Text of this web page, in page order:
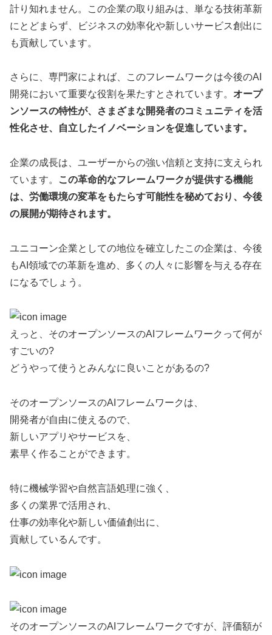
計り知れません。この企業の取り組みは、単なる技術革新
にとどまらず、ビジネスの効率化や新しいサービス創出に
も貢献しています。
さらに、専門家によれば、このフレームワークは今後のAI
開発において重要な役割を果たすとされています。 オープ
ンソースの特性が、さまざまな開発者のコミュニティを活
性化させ、自立したイノベーションを促進しています。
企業の成長は、ユーザーからの強い信頼と支持に支えられ
ています。
この革命的なフレームワークが提供する機能
は、労働環境の変革をもたらす可能性を秘めており、今後
の展開が期待されます。
ユニコーン企業としての地位を確立したこの企業は、今後
もAI領域での革新を進め、多くの人々に影響を与える存在
になるでしょう。
えっと、そのオープンソースのAIフレームワークって何が
すごいの?
どうやって使うとみんなに良いことがあるの?
そのオープンソースのAIフレームワークは、
開発者が自由に使えるので、
新しいアプリやサービスを、
素早く作ることができます。
特に機械学習や自然言語処理に強く、
多くの業界で活用され、
仕事の効率化や新しい価値創出に、
貢献しているんです。
そのオープンソースのAIフレームワークですが、評価額が